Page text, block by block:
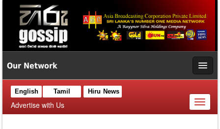
Our Network
English Tamil Hiru News
Advertise with Us
Toggle